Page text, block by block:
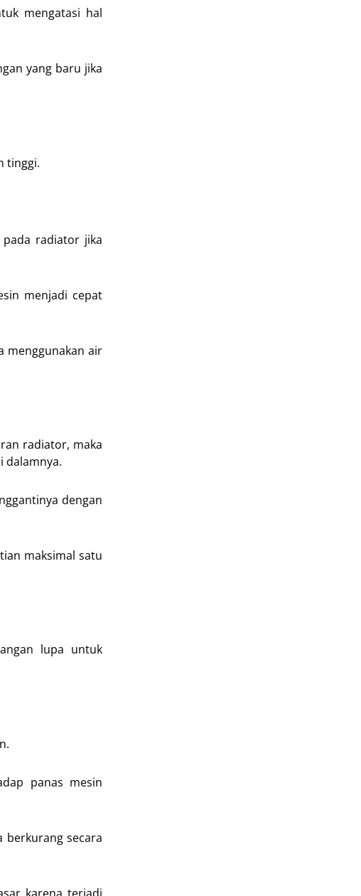
mengatasi hal
yang baru jika
tinggi.
radiator jika
menjadi cepat
menggunakan air
radiator, maka
dalamnya.
dengan
maksimal satu
lupa untuk
panas mesin
berkurang secara